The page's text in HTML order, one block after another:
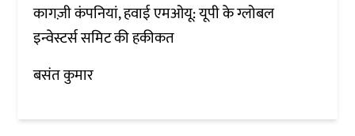
कागज़ी कंपनियां, हवाई एमओयू: यूपी के ग्लोबल
इन्वेस्टर्स समिट की हकीकत
बसंत कुमार